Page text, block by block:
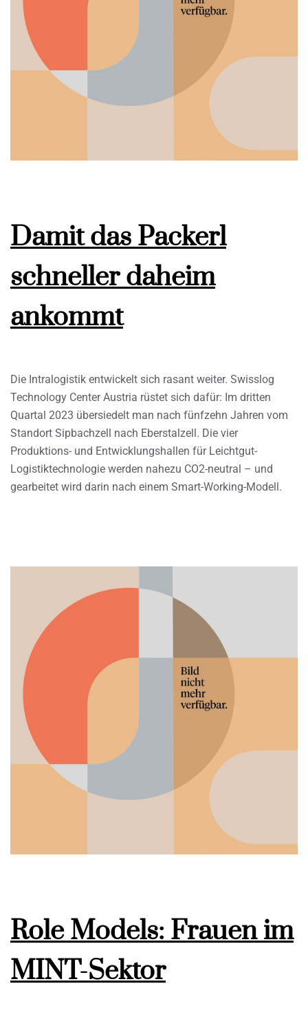
Damit das Packerl
schneller daheim
ankommt
Die Intralogistik entwickelt sich rasant weiter. Swisslog
Technology Center Austria rüstet sich dafür: Im dritten
Quartal 2023 übersiedelt man nach fünfzehn Jahren vom
Standort Sipbachzell nach Eberstalzell. Die vier
Produktions- und Entwicklungshallen für Leichtgut-
Logistiktechnologie werden nahezu CO2-neutral – und
gearbeitet wird darin nach einem Smart-Working-Modell.
Role Models: Frauen im
MINT-Sektor